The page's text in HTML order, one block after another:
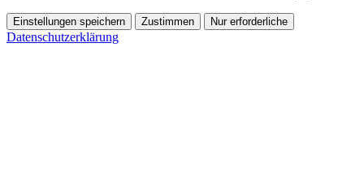
Einstellungen speichern Zustimmen Nur erforderliche
Datenschutzerklärung